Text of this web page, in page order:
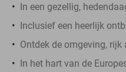
In een gezellig,
Inclusief een heerlijk
Ontdek de omgeving,
In het hart van de